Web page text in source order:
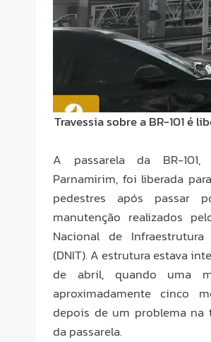
Travessia sobre a BR-101 é
A passarela da BR-
Parnamirim, foi liberada
pedestres após passar
manutenção realizados
Nacional de
(DNIT). A estrutura estava
de abril, quando uma
aproximadamente cinco
depois de um problema na
da passarela.